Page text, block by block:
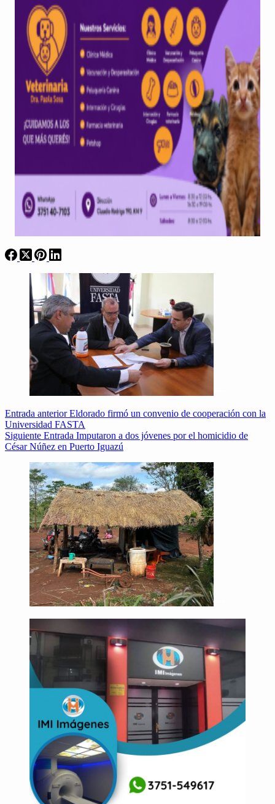
Entrada anteriorEldorado firmó un convenio de cooperación con la
Universidad FASTA
Siguiente Entrada Imputaron a dos jóvenes por el homicidio de
César Núñez en Puerto Iguazú